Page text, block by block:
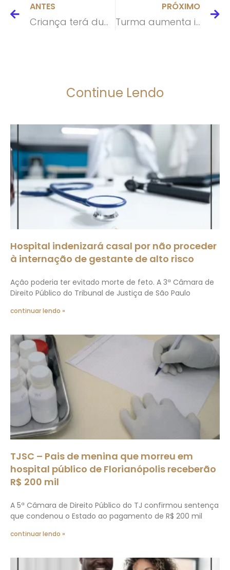
ANTES
Criança terá dupla paternidade em registro
PRÓXIMO
Turma aumenta indenização de paciente que ficou dez meses com bolsa de colostomia por falha em atendimento
Continue Lendo
Hospital indenizará casal por não proceder
à internação de gestante de alto risco
Ação poderia ter evitado morte de feto. A 3ª Câmara de
Direito Público do Tribunal de Justiça de São Paulo
continuar lendo »
TJSC – Pais de menina que morreu em
hospital público de Florianópolis receberão
R$ 200 mil
A 5ª Câmara de Direito Público do TJ confirmou sentença
que condenou o Estado ao pagamento de R$ 200 mil
continuar lendo »